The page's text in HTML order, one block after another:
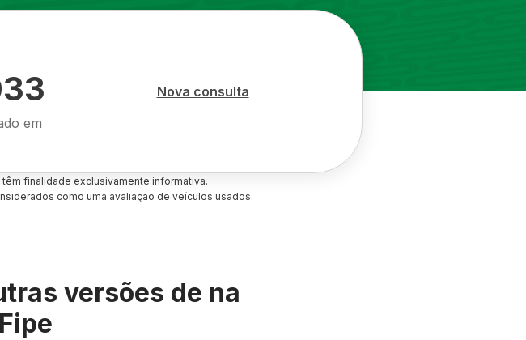
em
Nova consulta
finalidade exclusivamente informativa.
como uma avaliação de veículos usados.
versões de na